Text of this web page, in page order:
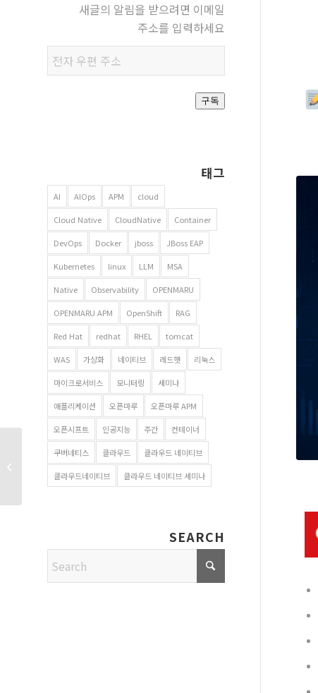
새글의 알림을 받으려면 이메일
주소를 입력하세요
우편
주소
구독
태그
AI AIOps APM cloud
Cloud Native CloudNative Container
DevOps Docker jboss JBoss EAP
Kubernetes linux LLM MSA
Native Observability OPENMARU
OPENMARU APM OpenShift RAG
Red Hat redhat RHEL tomcat
WAS 가상화 네이티브 레드햇 리눅스
마이크로서비스 모니터링 세미나
애플리케이션 오픈마루 오픈마루 APM
오픈시프트 인공지능 주간 컨테이너
쿠버네티스 클라우드 클라우드 네이티브
클라우드네이티브 클라우드 네이티브 세미나
SEARCH
(다운로드) 2025 클라우드
기업 편람 – 국내 주요
기업 리...